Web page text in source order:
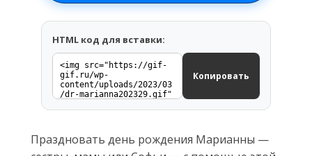
HTML код для вставки:
Копировать
Праздновать день рождения Марианны —